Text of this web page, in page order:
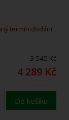
termín dodání.
3 545 Kč
4 289 Kč
Do košíku